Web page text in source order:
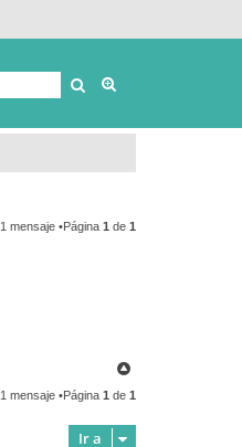
Buscar
1 mensaje •Página 1 de 1
r
b
1 mensaje •Página 1 de 1
Ir a